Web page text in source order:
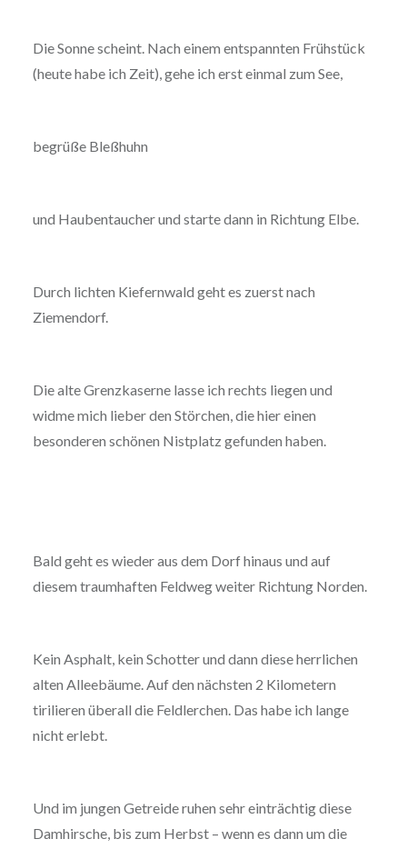
Die Sonne scheint. Nach einem entspannten Frühstück
(heute habe ich Zeit), gehe ich erst einmal zum See,
begrüße Bleßhuhn
und Haubentaucher und starte dann in Richtung Elbe.
Durch lichten Kiefernwald geht es zuerst nach
Ziemendorf.
Die alte Grenzkaserne lasse ich rechts liegen und
widme mich lieber den Störchen, die hier einen
besonderen schönen Nistplatz gefunden haben.
Bald geht es wieder aus dem Dorf hinaus und auf
diesem traumhaften Feldweg weiter Richtung Norden.
Kein Asphalt, kein Schotter und dann diese herrlichen
alten Alleebäume. Auf den nächsten 2 Kilometern
tirilieren überall die Feldlerchen. Das habe ich lange
nicht erlebt.
Und im jungen Getreide ruhen sehr einträchtig diese
Damhirsche, bis zum Herbst – wenn es dann um die